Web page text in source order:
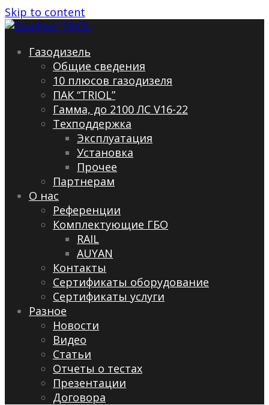
Skip to content
Газодизель
Общие сведения
10 плюсов газодизеля
ПАК “TRIOL”
Гамма, до 2100 ЛС V16-22
Техподдержка
Эксплуатация
Установка
Прочее
Партнерам
О нас
Референции
Комплектующие ГБО
RAIL
AUYAN
Контакты
Сертификаты оборудование
Сертификаты услуги
Разное
Новости
Видео
Cтатьи
Отчеты о тестах
Презентации
Договора